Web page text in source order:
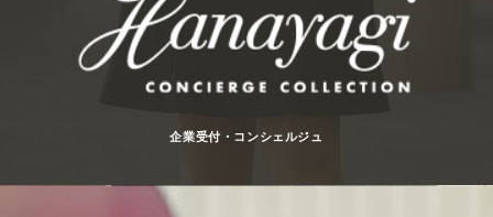
企業受付・コンシェルジュ